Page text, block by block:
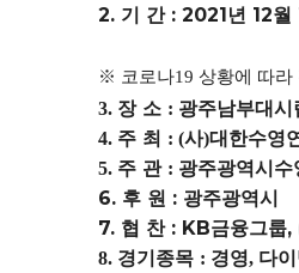
2. 기 간 : 2021년 12월
※ 코로나19 상황에 따라
3. 장 소 : 광주남부대
4. 주 최 : (사)대한수영
5. 주 관 : 광주광역시수
6. 후 원 : 광주광역시
7. 협 찬 : KB금융그룹,
8. 경기종목 : 경영, 다